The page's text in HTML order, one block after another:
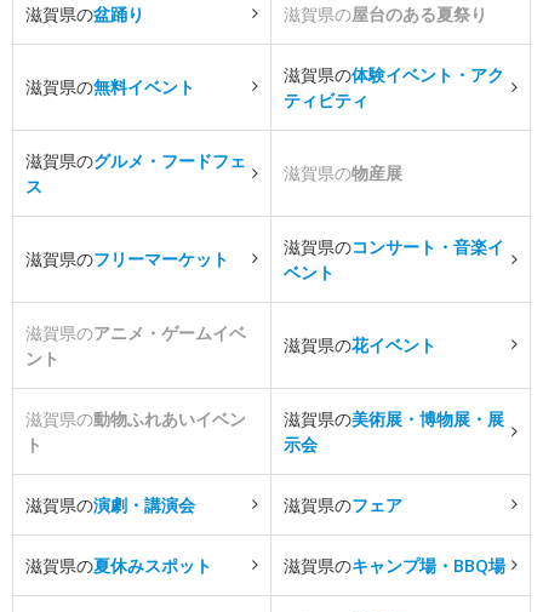
滋賀県の盆踊り 滋賀県の屋台のある夏祭り
滋賀県の無料イベント
滋賀県の体験イベント・アク
ティビティ
滋賀県のグルメ・フードフェ
ス
滋賀県の物産展
滋賀県のフリーマーケット
滋賀県のコンサート・音楽イ
ベント
滋賀県のアニメ・ゲームイベ
ント
滋賀県の花イベント
滋賀県の動物ふれあいイベン
ト
滋賀県の美術展・博物展・展
示会
滋賀県の演劇・講演会 滋賀県のフェア
滋賀県の夏休みスポット 滋賀県のキャンプ場・BBQ場